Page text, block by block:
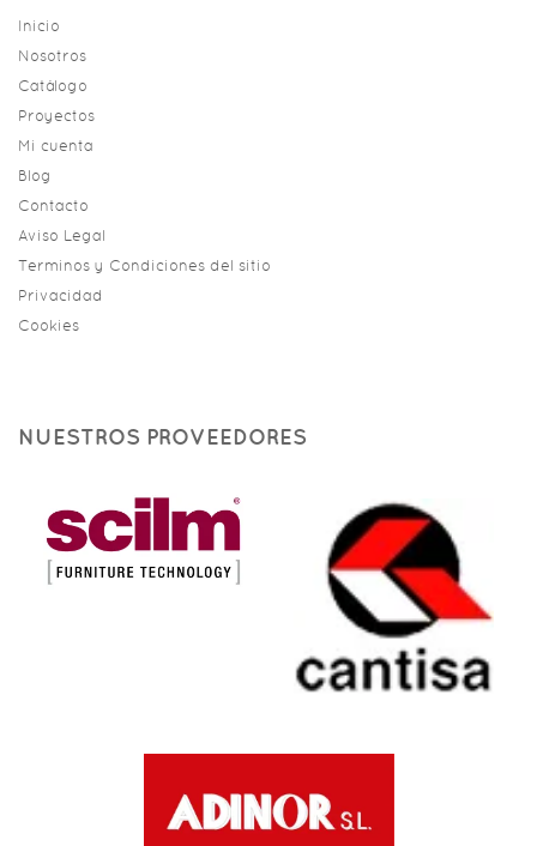
Inicio
Nosotros
Catálogo
Proyectos
Mi cuenta
Blog
Contacto
Aviso Legal
Terminos y Condiciones del sitio
Privacidad
Cookies
NUESTROS PROVEEDORES